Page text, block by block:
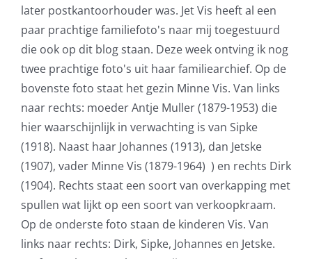
later postkantoorhouder was. Jet Vis heeft al een
paar prachtige familiefoto's naar mij toegestuurd
die ook op dit blog staan. Deze week ontving ik nog
twee prachtige foto's uit haar familiearchief. Op de
bovenste foto staat het gezin Minne Vis. Van links
naar rechts: moeder Antje Muller (1879-1953) die
hier waarschijnlijk in verwachting is van Sipke
(1918). Naast haar Johannes (1913), dan Jetske
(1907), vader Minne Vis (1879-1964) ) en rechts Dirk
(1904). Rechts staat een soort van overkapping met
spullen wat lijkt op een soort van verkoopkraam.
Op de onderste foto staan de kinderen Vis. Van
links naar rechts: Dirk, Sipke, Johannes en Jetske.